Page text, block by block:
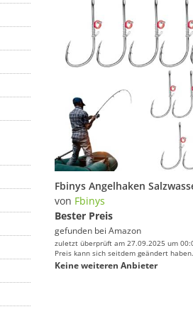
von Fbinys
Bester Preis
gefunden bei Amazon
zuletzt überprüft am 27.09.2025 um
Preis kann sich seitdem geändert haben.
Keine weiteren Anbieter